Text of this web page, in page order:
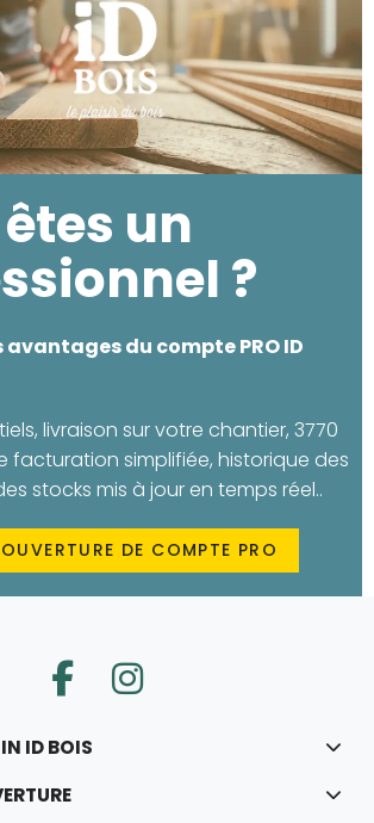
un
?
avantages du compte PRO ID
livraison sur votre chantier, 3770
facturation simplifiée, historique des
stocks mis à jour en temps réel..
DE COMPTE PRO
ID BOIS